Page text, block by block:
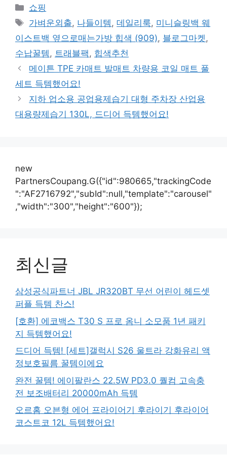
카
테
리
쇼핑
태
그
가벼운외출, 나들이템,데일리룩, 미니슬링백 웨
이스트백 옆으로매는가방 힙색 (909), 블로그마켓,
수납꿀템, 트래블팩, 힙색추천
메이튼 TPE 카매트 발매트 차량용 코일 매트 풀
세트 득템했어요!
지하 업소용 공업용제습기 대형 주차장 산업용
대용량제습기 130L, 드디어 득템했어요!
new
PartnersCoupang.G({"id":980665,"trackingCode
":"AF2716792","subId":null,"template":"carousel"
,"width":"300","height":"600"});
최신글
삼성공식파트너 JBL JR320BT 무선 어린이 헤드셋
퍼플 득템 찬스!
[호환] 에코백스 T30 S 프로 옴니 소모품 1년 패키
지 득템했어요!
드디어 득템! [세트]갤럭시 S26 울트라 강화유리 액
정보호필름 꿀템이에요
완전 꿀템! 에이팔란스 22.5W PD3.0 퀄컴 고속충
전 보조배터리 20000mAh 득템
오르홈 오븐형 에어 프라이어기 후라이기 후라이어
코스트코 12L 득템했어요!